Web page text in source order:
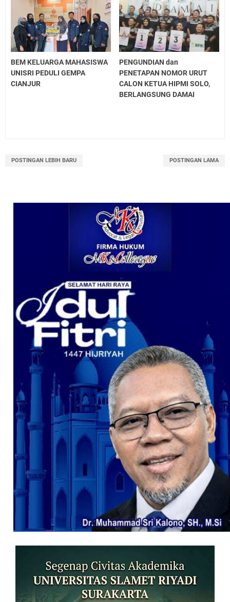
BEM KELUARGA MAHASISWA
UNISRI PEDULI GEMPA
CIANJUR
PENGUNDIAN dan
PENETAPAN NOMOR URUT
CALON KETUA HIPMI SOLO,
BERLANGSUNG DAMAI
POSTINGAN LEBIH BARU POSTINGAN LAMA